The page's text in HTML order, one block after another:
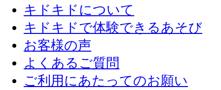
キドキドについて
キドキドで体験できるあそび
お客様の声
よくあるご質問
ご利用にあたってのお願い